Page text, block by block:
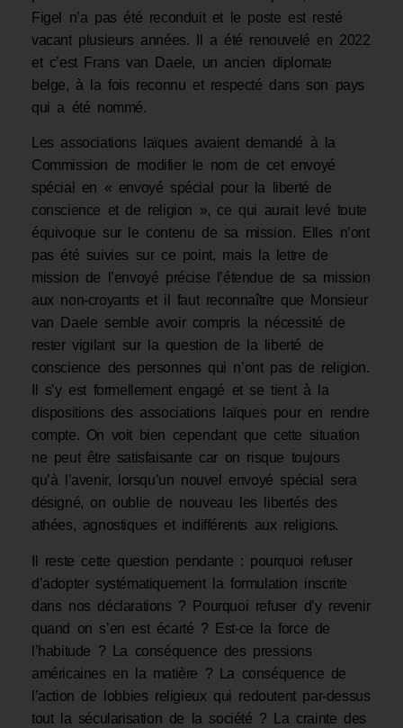
Figel n’a pas été reconduit et le poste est resté
vacant plusieurs années. Il a été renouvelé en 2022
et c’est Frans van Daele, un ancien diplomate
belge, à la fois reconnu et respecté dans son pays
qui a été nommé.
Les associations laïques avaient demandé à la
Commission de modifier le nom de cet envoyé
spécial en « envoyé spécial pour la liberté de
conscience et de religion », ce qui aurait levé toute
équivoque sur le contenu de sa mission. Elles n’ont
pas été suivies sur ce point, mais la lettre de
mission de l’envoyé précise l’étendue de sa mission
aux non-croyants et il faut reconnaître que Monsieur
van Daele semble avoir compris la nécessité de
rester vigilant sur la question de la liberté de
conscience des personnes qui n’ont pas de religion.
Il s’y est formellement engagé et se tient à la
dispositions des associations laïques pour en rendre
compte. On voit bien cependant que cette situation
ne peut être satisfaisante car on risque toujours
qu’à l’avenir, lorsqu’un nouvel envoyé spécial sera
désigné, on oublie de nouveau les libertés des
athées, agnostiques et indifférents aux religions.
Il reste cette question pendante : pourquoi refuser
d’adopter systématiquement la formulation inscrite
dans nos déclarations ? Pourquoi refuser d’y revenir
quand on s’en est écarté ? Est-ce la force de
l’habitude ? La conséquence des pressions
américaines en la matière ? La conséquence de
l’action de lobbies religieux qui redoutent par-dessus
tout la sécularisation de la société ? La crainte des